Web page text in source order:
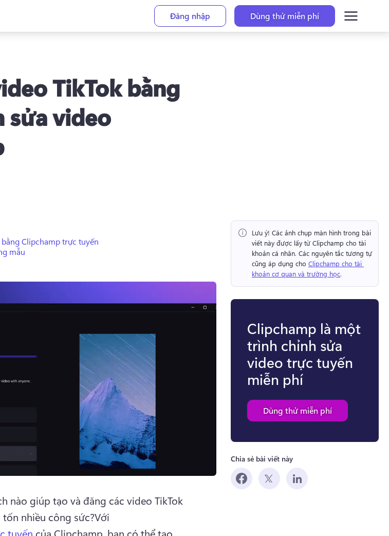
Đăng nhập Dùng thử miễn phí
TikTok bằng
video
Clipchamp trực tuyến
mẫu
nào giúp tạo và đăng các video TikTok
nhiều công sức?Với
tuyến của Clipchamp, bạn có thể tạo
Lưu ý! Các ảnh chụp màn hình trong bài
viết này được lấy từ Clipchamp cho tài
khoản cá nhân. Các nguyên tắc tương tự
cũng áp dụng cho Clipchamp cho tài
khoản cơ quan và trường học.
Clipchamp là một
trình chỉnh sửa
video trực tuyến
miễn phí
Dùng thử miễn phí
Chia sẻ bài viết này